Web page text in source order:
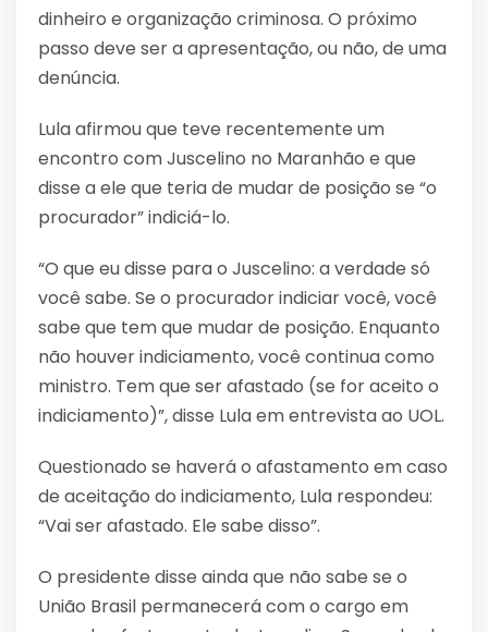
dinheiro e organização criminosa. O próximo
passo deve ser a apresentação, ou não, de uma
denúncia.
Lula afirmou que teve recentemente um
encontro com Juscelino no Maranhão e que
disse a ele que teria de mudar de posição se “o
procurador” indiciá-lo.
“O que eu disse para o Juscelino: a verdade só
você sabe. Se o procurador indiciar você, você
sabe que tem que mudar de posição. Enquanto
não houver indiciamento, você continua como
ministro. Tem que ser afastado (se for aceito o
indiciamento)”, disse Lula em entrevista ao UOL.
Questionado se haverá o afastamento em caso
de aceitação do indiciamento, Lula respondeu:
“Vai ser afastado. Ele sabe disso”.
O presidente disse ainda que não sabe se o
União Brasil permanecerá com o cargo em